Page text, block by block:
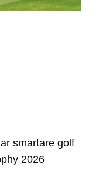
smartare golf
2026